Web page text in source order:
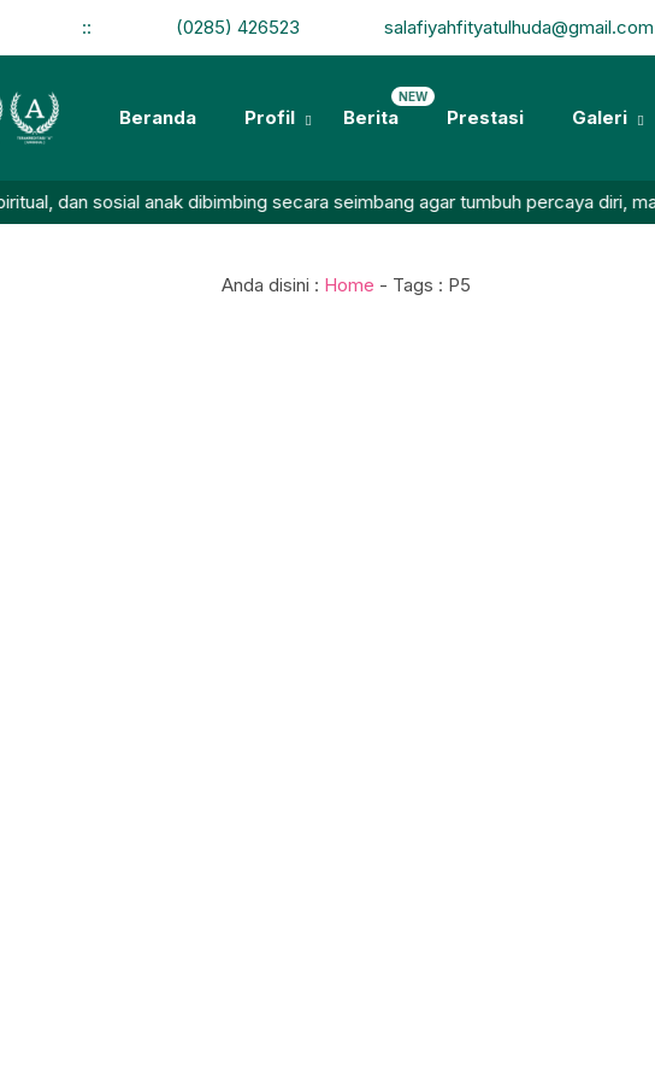
:: (0285) 426523 salafiyahfityatulhuda@gmail.com
Beranda Profil Berita
NEW
Prestasi Galeri
anak dibimbing secara seimbang agar tumbuh percaya diri, mandiri,
Anda disini : Home - Tags : P5